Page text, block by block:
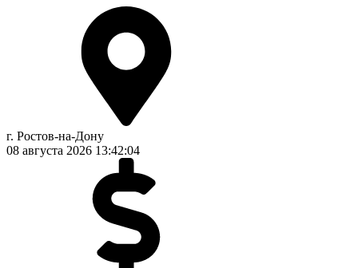
г. Ростов-на-Дону
08 августа 2026 13:42:04